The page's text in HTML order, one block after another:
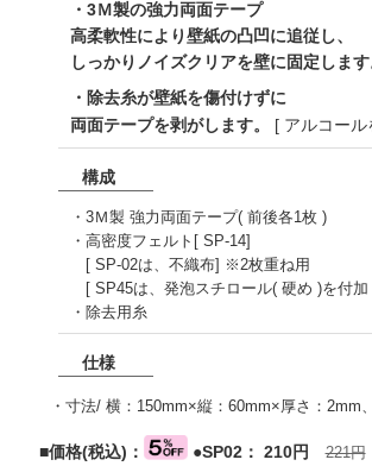
・3Ｍ製の強力両面テープ
高柔軟性により壁紙の凸凹に追従し、
しっかりノイズクリアを壁に固定します
・除去糸が壁紙を傷付けずに
両面テープを剥がします。 [ アルコール
構成
・3Ｍ製 強力両面テープ( 前後各1枚 )
・高密度フェルト[ SP-14]
[ SP-02は、不織布] ※2枚重ね用
[ SP45は、発泡スチロール( 硬め )を付加
・除去用糸
仕様
・寸法/ 横：150mm×縦：60mm×厚さ：2mm
■価格(税込)： ●SP02： 210円221円